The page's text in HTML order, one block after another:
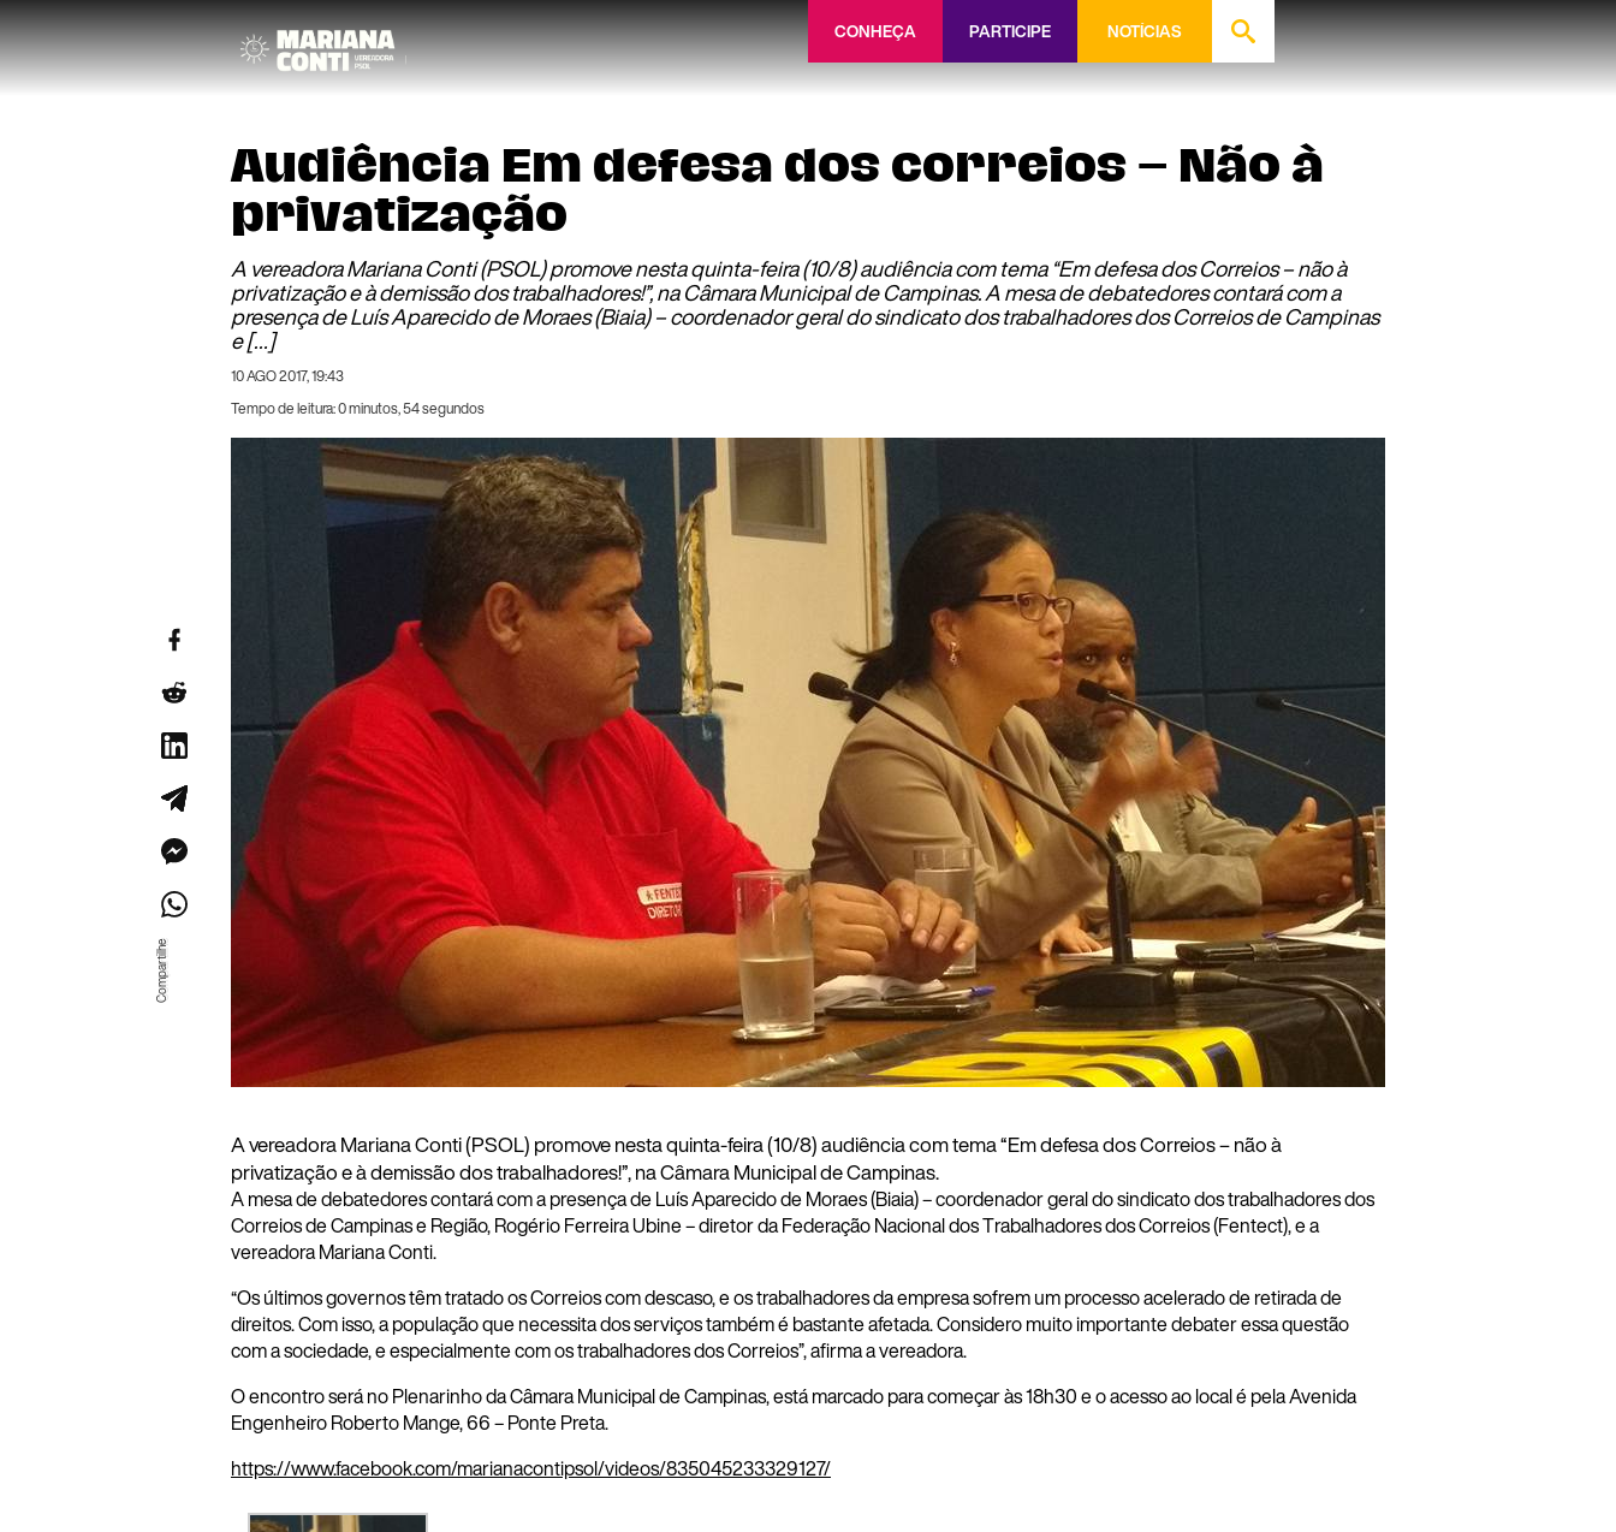
CONHEÇA PARTICIPE NOTÍCIAS
Audiência Em defesa dos correios – Não à
privatização
A vereadora Mariana Conti (PSOL) promove nesta quinta-feira (10/8) audiência com tema “Em defesa dos Correios – não à
privatização e à demissão dos trabalhadores!”, na Câmara Municipal de Campinas. A mesa de debatedores contará com a
presença de Luís Aparecido de Moraes (Biaia) – coordenador geral do sindicato dos trabalhadores dos Correios de Campinas
e […]
10 AGO 2017, 19:43
Tempo de leitura: 0 minutos, 54 segundos
A vereadora Mariana Conti (PSOL) promove nestaquinta-feira (10/8) audiência com tema “Em defesa dos Correios – não à
privatização e à demissão dos trabalhadores!”, na Câmara Municipal de Campinas.
A mesa de debatedores contará com a presença de Luís Aparecido de Moraes (Biaia) – coordenador geral do sindicato dos trabalhadores dos
Correios de Campinas e Região, Rogério Ferreira Ubine – diretor da Federação Nacional dos Trabalhadores dos Correios (Fentect), e a
vereadora Mariana Conti.
“Os últimos governos têm tratado os Correios com descaso, e os trabalhadores da empresa sofrem um processo acelerado de retirada de
direitos. Com isso, a população que necessita dos serviços também é bastante afetada. Considero muito importante debater essa questão
com a sociedade, e especialmente com os trabalhadores dos Correios”, afirma a vereadora.
O encontro será no Plenarinho da Câmara Municipal de Campinas, está marcado para começar às 18h30 e o acesso ao local é pela Avenida
Engenheiro Roberto Mange, 66 – Ponte Preta.
https://www.facebook.com/marianacontipsol/videos/835045233329127/